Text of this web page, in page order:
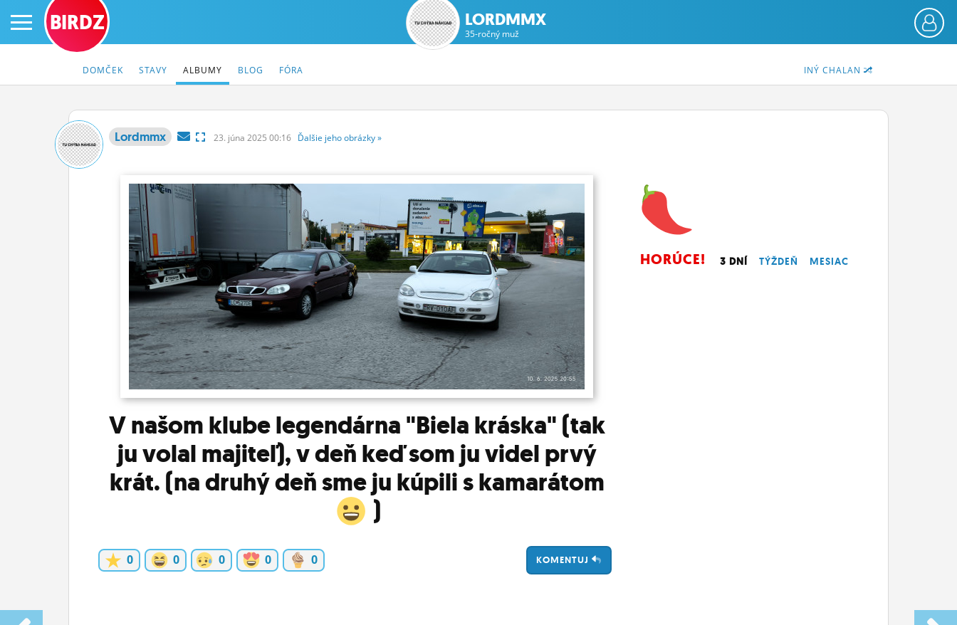
PRIHLÁS SA
NASTAVENIA
ROLETA
BIRDZ LORDMMX
35-ročný muž
INÝ CHALAN
DOMČEK STAVY ALBUMY BLOG FÓRA
Lordmmx 23. júna 2025 00:16 Ďalšie jehoobrázky»
V našom klube legendárna "Biela kráska" (tak
ju volal majiteľ), v deň keď som ju videl prvý
krát. (na druhý deň sme ju kúpili s kamarátom
)
0 0 0 0 0 KOMENTUJ
HORÚCE! 3 DNÍ TÝŽDEŇ MESIAC